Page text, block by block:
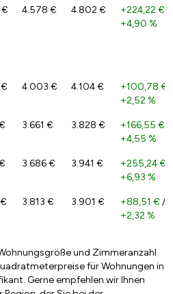
4.578 € 4.802 € +224,22 €
+4,90 %
4.003 € 4.104 € +100,78 €
+2,52 %
3.661 € 3.828 € +166,55 €
+4,55 %
3.686 € 3.941 € +255,24 €
+6,93 %
3.813 € 3.901 € +88,51 € /
+2,32 %
und Zimmeranzahl
für Wohnungen in
Gerne empfehlen wir Ihnen